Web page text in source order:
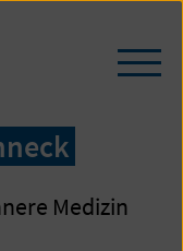
Medizin